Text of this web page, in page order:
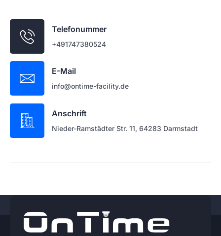
Telefonummer
+491747380524
E-Mail
info@ontime-facility.de
Anschrift
Nieder-Ramstädter Str. 11, 64283 Darmstadt